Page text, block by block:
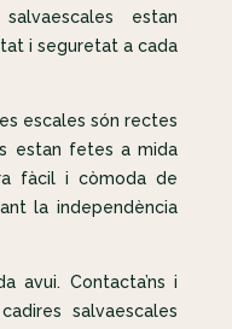
estan
i seguretat a cada
escales són rectes
estan fetes a mida
fàcil i còmoda de
la independència
avui. Contacta’ns i
salvaescales